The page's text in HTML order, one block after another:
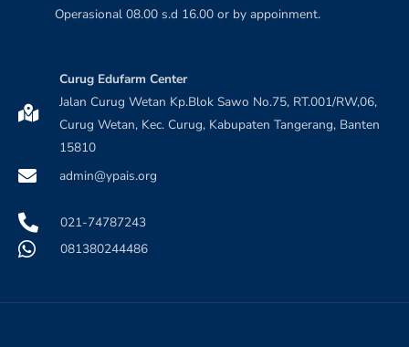
Operasional 08.00 s.d 16.00 or by appoinment.
Curug Edufarm Center
Jalan Curug Wetan Kp.Blok Sawo No.75, RT.001/RW,06,
Curug Wetan, Kec. Curug, Kabupaten Tangerang, Banten
15810
admin@ypais.org
021-74787243
081380244486